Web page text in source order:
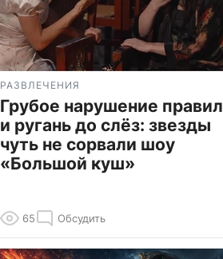
РАЗВЛЕЧЕНИЯ
Грубое нарушение правил
и ругань до слёз: звезды
чуть не сорвали шоу
«Большой куш»
65 Обсудить